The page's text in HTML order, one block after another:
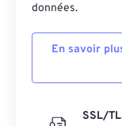
données.
En savoir
SSL/